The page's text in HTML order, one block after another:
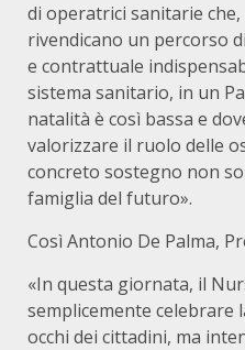
di operatrici sanitarie
rivendicano un percorso
e contrattuale
sistema sanitario, in un
natalità è così bassa e
valorizzare il ruolo delle
concreto sostegno non
famiglia del futuro».
Così Antonio De Palma,
«In questa giornata, il
semplicemente celebrare
occhi dei cittadini, ma